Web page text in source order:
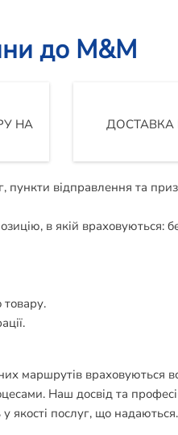
до M&M
НА
пункти відправлення та
в якій враховуються:
товару.
маршрутів враховуються
Наш досвід та
якості послуг, що